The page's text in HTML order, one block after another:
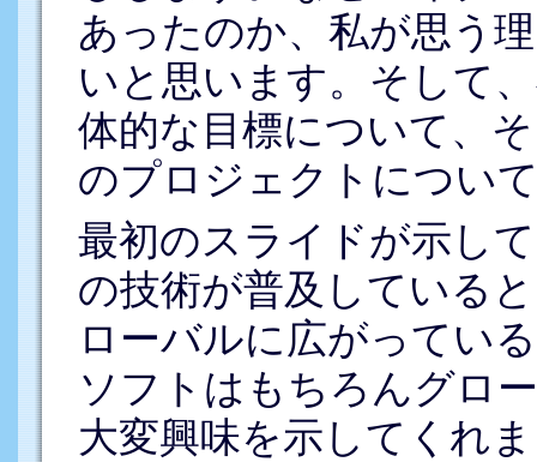
あったのか、私が思う
いと思います。そして
体的な目標について、
のプロジェクトについ
最初のスライドが示し
の技術が普及している
ローバルに広がってい
ソフトはもちろんグロ
大変興味を示してくれ